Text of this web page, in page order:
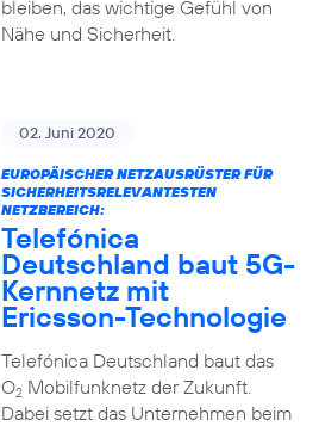
bleiben, das wichtige Gefühl von
Nähe und Sicherheit.
02. Juni 2020
EUROPÄISCHER NETZAUSRÜSTER FÜR
SICHERHEITSRELEVANTESTEN
NETZBEREICH:
Telefónica
Deutschland baut 5G-
Kernnetz mit
Ericsson-Technologie
Telefónica Deutschland baut das
O2Mobilfunknetz der Zukunft.
Dabei setzt das Unternehmen beim